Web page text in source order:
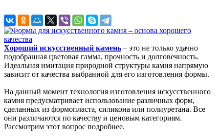
Хороший искусственный камень – это не только удачно
подобранная цветовая гамма, прочность и долговечность.
Идеальная имитация природной структуры камня напрямую
зависит от качества выбранной для его изготовления формы.
На данный момент технология изготовления искусственного
камня предусматривает использование различных форм,
сделанных из формопласта, силикона или полиуретана. Все
они различаются по качеству и ценовым категориям.
Рассмотрим этот вопрос подробнее.